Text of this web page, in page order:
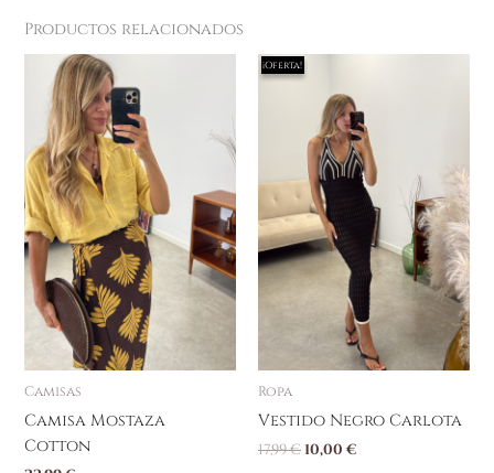
Productos relacionados
Camisas
Camisa Mostaza
Cotton
¡Oferta!
¡Oferta!
Ropa
Vestido Negro Carlota
17,99€
El
precio
original
era:
17,99 €.
10,00€
actual
es:
10,00 €.